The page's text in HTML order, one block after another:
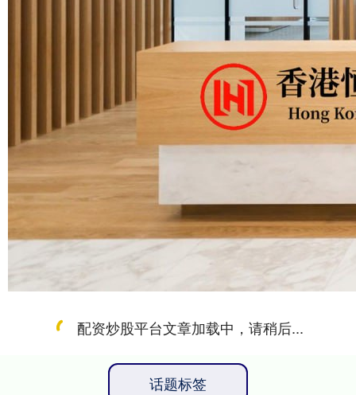
配资炒股平台文章加载中，请稍后...
话题标签